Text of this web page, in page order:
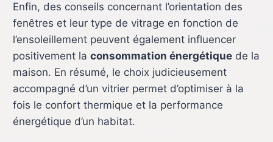
Enfin, des conseils concernant l’orientation des
fenêtres et leur type de vitrage en fonction de
l’ensoleillement peuvent également influencer
positivement la consommation énergétiquede la
maison. En résumé, le choix judicieusement
accompagné d’un vitrier permet d’optimiser à la
fois le confort thermique et la performance
énergétique d’un habitat.